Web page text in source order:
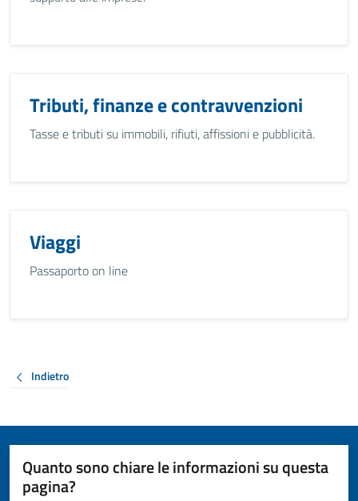
Tributi, finanze e contravvenzioni
Tasse e tributi su immobili, rifiuti, affissioni e pubblicità.
Viaggi
Passaporto on line
Indietro
Quanto sono chiare le informazioni su questa
pagina?